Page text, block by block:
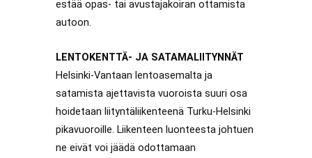
estää opas- tai avustajakoiran ottamista
autoon.
LENTOKENTTÄ- JA SATAMALIITYNNÄT
Helsinki-Vantaan lentoasemalta ja
satamista ajettavista vuoroista suuri osa
hoidetaan liityntäliikenteenä Turku-Helsinki
pikavuoroille. Liikenteen luonteesta johtuen
ne eivät voi jäädä odottamaan